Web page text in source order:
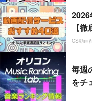
【徹
CS動画
毎週
をチ